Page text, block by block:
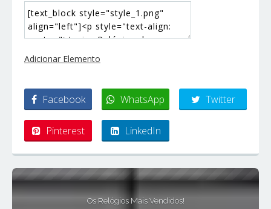
Adicionar Elemento
Facebook WhatsApp Twitter
Pinterest LinkedIn
Os Relógios Mais Vendidos!